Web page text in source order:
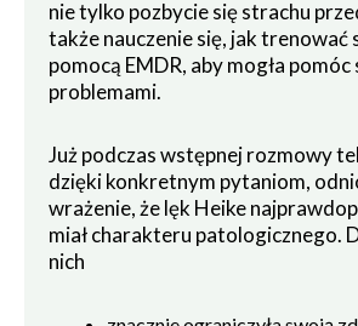
nie tylko pozbycie się strachu
także nauczenie się, jak trenować
pomocą EMDR, aby mogła
problemami.
Już podczas wstępnej rozmowy
dzięki konkretnym pytaniom,
wrażenie, że lęk Heike
miał charakteru patologicznego.
nich